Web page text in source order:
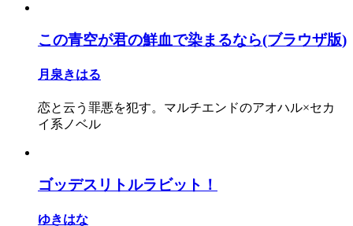
この青空が君の鮮血で染まるなら(ブラウザ版)
月泉きはる
恋と云う罪悪を犯す。マルチエンドのアオハル×セカ
イ系ノベル
ゴッデスリトルラビット！
ゆきはな